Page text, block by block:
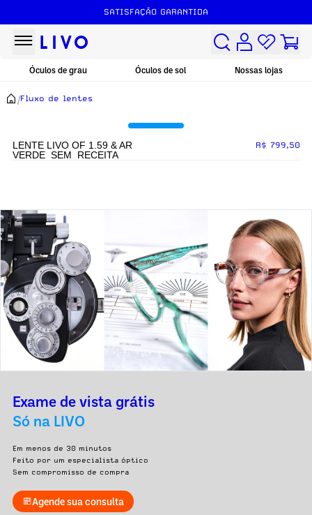
SATISFAÇÃO GARANTIDA
Óculos de grau Óculos de sol Nossas lojas
/Fluxo de lentes
LENTE LIVO OF 1.59 & AR
VERDE_SEM_RECEITA
R$ 799,50
Exame de vista grátis
Só na LIVO
Em menos de 30 minutos
Feito por um especialista óptico
Sem compromisso de compra
Agende sua consulta